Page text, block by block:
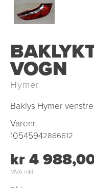
VOGN
Hymer
Baklys Hymer
Varenr.
10545942866612
kr 4
MVA inkl.